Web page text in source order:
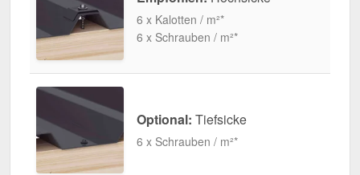
6 x Kalotten / m²*
6 x Schrauben / m²*
Optional: Tiefsicke
6 x Schrauben / m²*